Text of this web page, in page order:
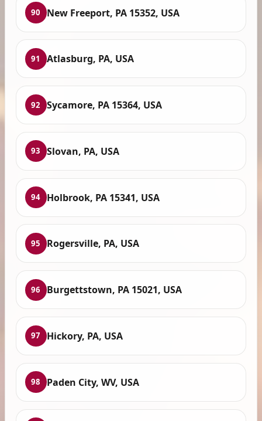
90 New Freeport, PA 15352, USA
91 Atlasburg, PA, USA
92 Sycamore, PA 15364, USA
93 Slovan, PA, USA
94 Holbrook, PA 15341, USA
95 Rogersville, PA, USA
96 Burgettstown, PA 15021, USA
97 Hickory, PA, USA
98 Paden City, WV, USA